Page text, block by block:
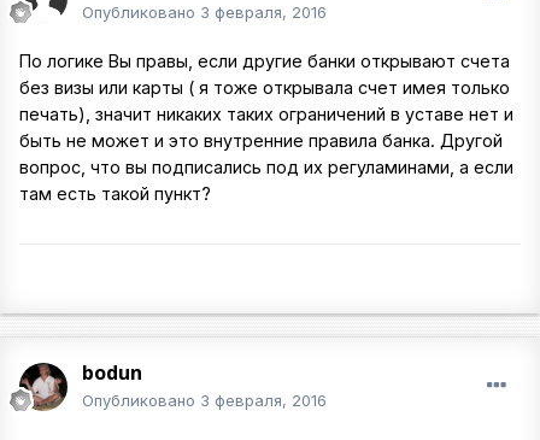
Опубликовано 3 февраля, 2016
По логике Вы правы, если другие банки открывают счета
без визы или карты ( я тоже открывала счет имея только
печать), значит никаких таких ограничений в уставе нет и
быть не может и это внутренние правила банка. Другой
вопрос, что вы подписались под их регуламинами, а если
там есть такой пункт?
bodun
Опубликовано 3 февраля, 2016